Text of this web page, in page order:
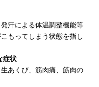
汗による体温調整機能等
もってしまう状態を指し
症状
あくび、筋肉痛、筋肉の